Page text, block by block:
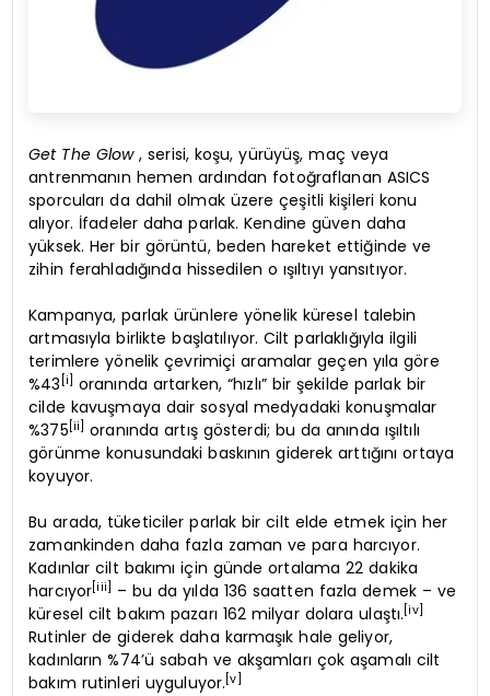
Get The Glow, serisi, koşu, yürüyüş, maç veya
antrenmanın hemen ardından fotoğraflanan ASICS
sporcuları da dahil olmak üzere çeşitli kişileri konu
alıyor. İfadeler daha parlak. Kendine güven daha
yüksek. Her bir görüntü, beden hareket ettiğinde ve
zihin ferahladığında hissedilen o ışıltıyı yansıtıyor.
Kampanya, parlak ürünlere yönelik küresel talebin
artmasıyla birlikte başlatılıyor. Cilt parlaklığıyla ilgili
terimlere yönelik çevrimiçi aramalar geçen yıla göre
%43 [i]
oranında artarken, “hızlı” bir şekilde parlak bir
cilde kavuşmaya dair sosyal medyadaki konuşmalar
%375 [ii]
oranında artış gösterdi; bu da anında ışıltılı
görünme konusundaki baskının giderek arttığını ortaya
koyuyor.
Bu arada, tüketiciler parlak bir cilt elde etmek için her
zamankinden daha fazla zaman ve para harcıyor.
Kadınlar cilt bakımı için günde ortalama 22 dakika
harcıyor [iii]
– bu da yılda 136 saatten fazla demek – ve
küresel cilt bakım pazarı 162 milyar dolara ulaştı. [iv]
Rutinler de giderek daha karmaşık hale geliyor,
kadınların %74’ü sabah ve akşamları çok aşamalı cilt
bakım rutinleri uyguluyor. [v]